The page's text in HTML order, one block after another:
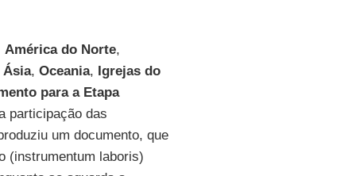
América do Norte,
Ásia, Oceania, Igrejas do
para a Etapa
participação das
um documento, que
(instrumentum laboris)